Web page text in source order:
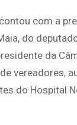
com a
do
da
de vereadores,
do Hospital